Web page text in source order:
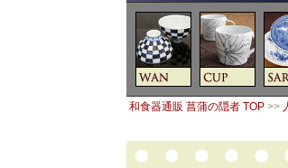
和食器通販 菖蒲の隠者 TOP >>